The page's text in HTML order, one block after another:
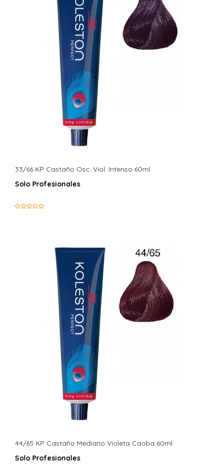
33/66 KP Castaño Osc. Viol. Intenso 60ml
Solo Profesionales
44/65 KP Castaño Mediano Violeta Caoba 60ml
Solo Profesionales